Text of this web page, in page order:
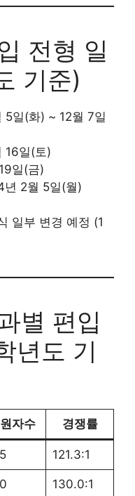
전형 일
기준)
5일(화) ~ 12월 7일
16일(토)
일(금)
년 2월 5일(월)
일부 변경 예정 (1
별 편입
년도 기
자수 경쟁률
121.3:1
130.0:1